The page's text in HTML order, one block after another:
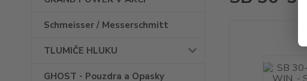
Schmeisser / Messerschmitt
TLUMIČE HLUKU
GHOST - Pouzdra a Opasky